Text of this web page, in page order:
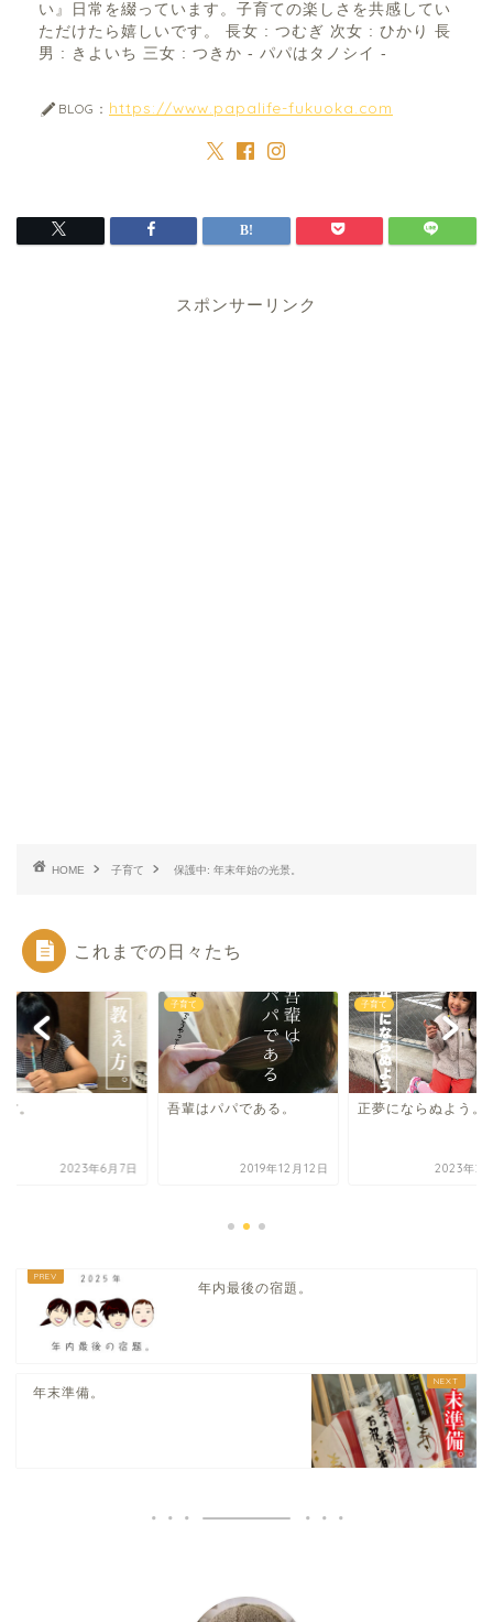
い』日常を綴っています。子育ての楽しさを共感してい
ただけたら嬉しいです。 長女 : つむぎ 次女 : ひかり 長
男 : きよいち 三女 : つきか - パパはタノシイ -
BLOG： https://www.papalife-fukuoka.com
スポンサーリンク
HOME 子育て 保護中: 年末年始の光景。
これまでの日々たち
。
2023年6月7日
子育て
吾輩はパパである。
2019年12月12日
子育て
正夢にならぬよう。
2023年2
年内最後の宿題。
年末準備。